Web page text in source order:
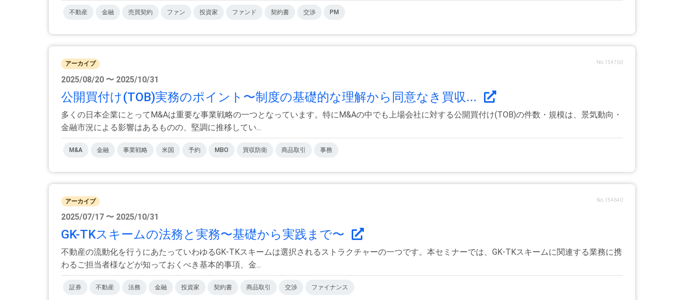
不動産 金融 売買契約 ファン 投資家 ファンド 契約書 交渉 PM
アーカイブ No.154760
2025/08/20 〜 2025/10/31
公開買付け(TOB)実務のポイント〜制度の基礎的な理解から同意なき買収...
多くの日本企業にとってM&Aは重要な事業戦略の一つとなっています。特にM&Aの中でも上場会社に対する公開買付け(TOB)の件数・規模は、景気動向・
金融市況による影響はあるものの、堅調に推移してい...
M&A 金融 事業戦略 米国 予約 MBO 買収防衛 商品取引 事務
アーカイブ No.154640
2025/07/17 〜 2025/10/31
GK-TKスキームの法務と実務〜基礎から実践まで〜
不動産の流動化を行うにあたっていわゆるGK-TKスキームは選択されるストラクチャーの一つです。本セミナーでは、GK-TKスキームに関連する業務に携
わるご担当者様などが知っておくべき基本的事項、金...
証券 不動産 法務 金融 投資家 契約書 商品取引 交渉 ファイナンス